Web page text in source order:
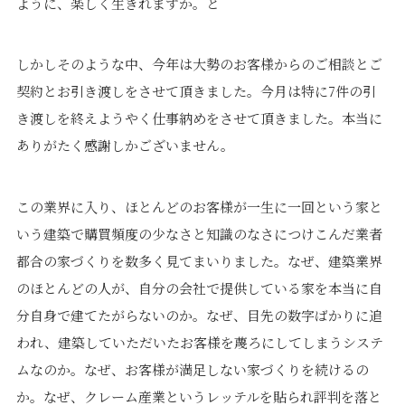
©speaks-test.
しかしそのような中、今年は大勢のお客様からのご相談とご
契約とお引き渡しをさせて頂きました。今月は特に7件の引
き渡しを終えようやく仕事納めをさせて頂きました。本当に
ありがたく感謝しかございません。
この業界に入り、ほとんどのお客様が一生に一回という家と
いう建築で購買頻度の少なさと知識のなさにつけこんだ業者
都合の家づくりを数多く見てまいりました。なぜ、建築業界
のほとんどの人が、自分の会社で提供している家を本当に自
分自身で建てたがらないのか。なぜ、目先の数字ばかりに追
われ、建築していただいたお客様を蔑ろにしてしまうシステ
ムなのか。なぜ、お客様が満足しない家づくりを続けるの
か。なぜ、クレーム産業というレッテルを貼られ評判を落と